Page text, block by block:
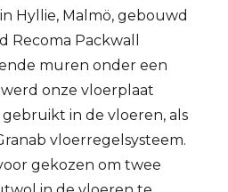
Hyllie, Malmö, gebouwd
Recoma Packwall
muren onder een
werd onze vloerplaat
in de vloeren, als
vloerregelsysteem.
gekozen om twee